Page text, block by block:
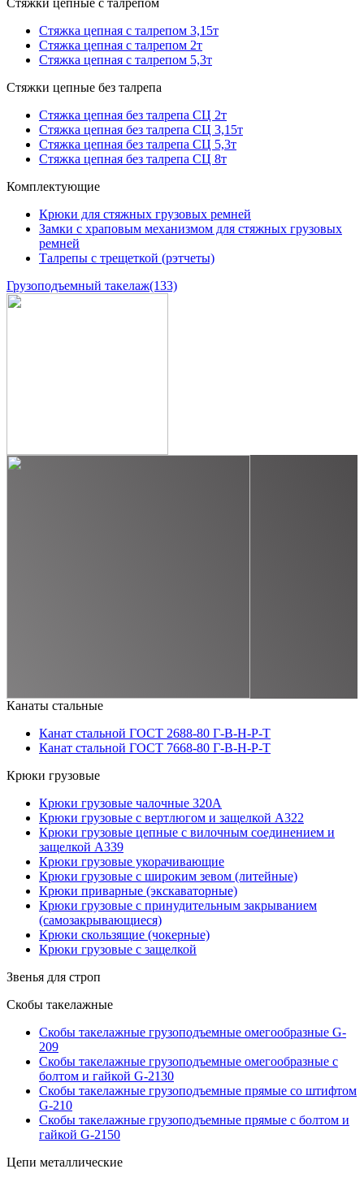
Стяжки цепные с талрепом
Стяжка цепная с талрепом 3,15т
Стяжка цепная с талрепом 2т
Стяжка цепная с талрепом 5,3т
Стяжки цепные без талрепа
Стяжка цепная без талрепа СЦ 2т
Стяжка цепная без талрепа СЦ 3,15т
Стяжка цепная без талрепа СЦ 5,3т
Стяжка цепная без талрепа СЦ 8т
Комплектующие
Крюки для стяжных грузовых ремней
Замки с храповым механизмом для стяжных грузовых
ремней
Талрепы с трещеткой (рэтчеты)
Грузоподъемный такелаж(133)
Канаты стальные
Канат стальной ГОСТ 2688-80 Г-В-Н-Р-Т
Канат стальной ГОСТ 7668-80 Г-В-Н-Р-Т
Крюки грузовые
Крюки грузовые чалочные 320А
Крюки грузовые с вертлюгом и защелкой А322
Крюки грузовые цепные с вилочным соединением и
защелкой А339
Крюки грузовые укорачивающие
Крюки грузовые с широким зевом (литейные)
Крюки приварные (экскаваторные)
Крюки грузовые с принудительным закрыванием
(самозакрывающиеся)
Крюки скользящие (чокерные)
Крюки грузовые с защелкой
Звенья для строп
Скобы такелажные
Скобы такелажные грузоподъемные омегообразные G-
209
Скобы такелажные грузоподъемные омегообразные с
болтом и гайкой G-2130
Скобы такелажные грузоподъемные прямые со штифтом
G-210
Скобы такелажные грузоподъемные прямые с болтом и
гайкой G-2150
Цепи металлические